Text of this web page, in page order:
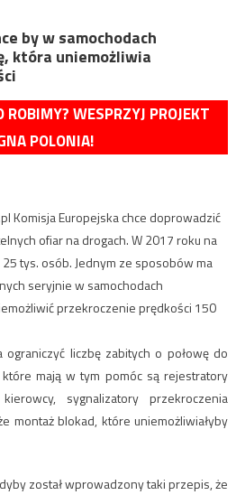
by w samochodach
która uniemożliwia
ROBIMY? WESPRZYJ PROJEKT
POLONIA!
Komisja Europejska chce doprowadzić
ofiar na drogach. W 2017 roku na
tys. osób. Jednym ze sposobów ma
seryjnie w samochodach
przekroczenie prędkości 150
ograniczyć liczbę zabitych o połowę do
mają w tym pomóc są rejestratory
sygnalizatory przekroczenia
montaż blokad, które uniemożliwiałyby
został wprowadzony taki przepis, że